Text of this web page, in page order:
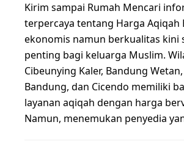
Kirim sampai Rumah Mencari
terpercaya tentang Harga Aqiqah
ekonomis namun berkualitas kini
penting bagi keluarga Muslim.
Cibeunying Kaler, Bandung
Bandung, dan Cicendo memiliki
layanan aqiqah dengan harga
Namun, menemukan penyedia